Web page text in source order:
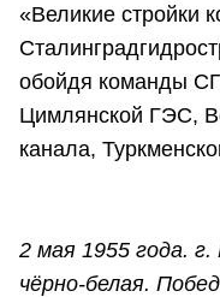
«Великие стройки
обойдя команды
Цимлянской ГЭС,
канала,
2 мая 1955 года.
чёрно-белая.